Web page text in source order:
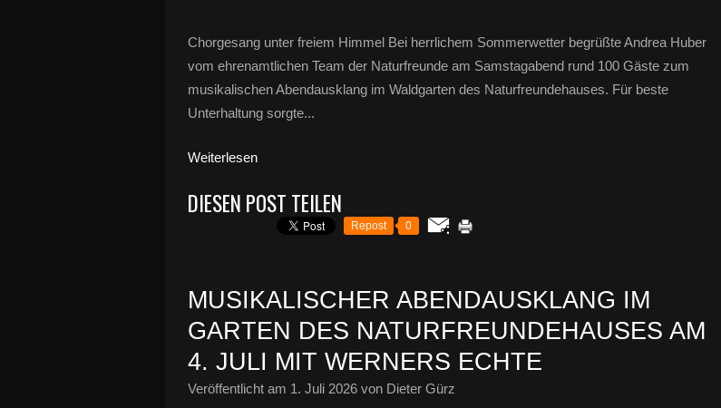
Chorgesang unter freiem Himmel Bei herrlichem Sommerwetter begrüßte Andrea Huber
vom ehrenamtlichen Team der Naturfreunde am Samstagabend rund 100 Gäste zum
musikalischen Abendausklang im Waldgarten des Naturfreundehauses. Für beste
Unterhaltung sorgte...
Weiterlesen
DIESEN POST TEILEN
Repost 0
MUSIKALISCHER ABENDAUSKLANG IM
GARTEN DES NATURFREUNDEHAUSES AM
4. JULI MIT WERNERS ECHTE
Veröffentlicht am 1. Juli 2026 von Dieter Gürz